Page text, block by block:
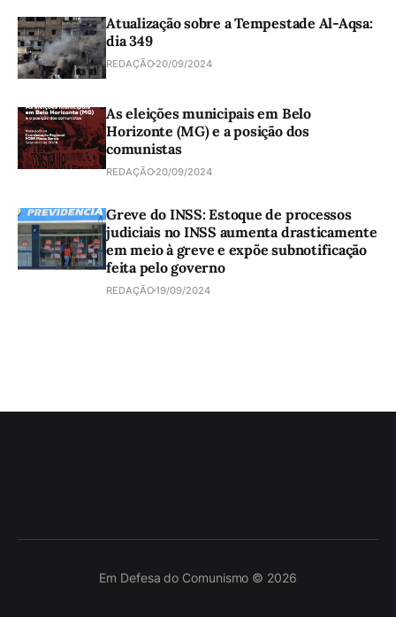
Atualização sobre a Tempestade Al-Aqsa:
dia 349
REDAÇÃO 20/09/2024
As eleições municipais em Belo
Horizonte (MG) e a posição dos
comunistas
REDAÇÃO 20/09/2024
Greve do INSS: Estoque de processos
judiciais no INSS aumenta drasticamente
em meio à greve e expõe subnotificação
feita pelo governo
REDAÇÃO19/09/2024
Em Defesa do Comunismo © 2026